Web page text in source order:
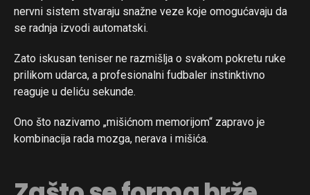
nervni sistem stvaraju snažne veze koje omogućavaju da
se radnja izvodi automatski.
Zato iskusan teniser ne razmišlja o svakom pokretu ruke
prilikom udarca, a profesionalni fudbaler instinktivno
reaguje u deliću sekunde.
Ono što nazivamo „mišićnom memorijom“ zapravo je
kombinacija rada mozga, nerava i mišića.